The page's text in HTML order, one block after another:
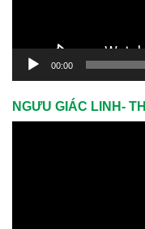
00:00
NGƯU GIÁC LINH- TH